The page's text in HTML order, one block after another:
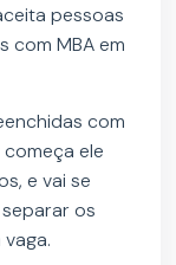
pessoas
com MBA em
com
ele
e vai se
os